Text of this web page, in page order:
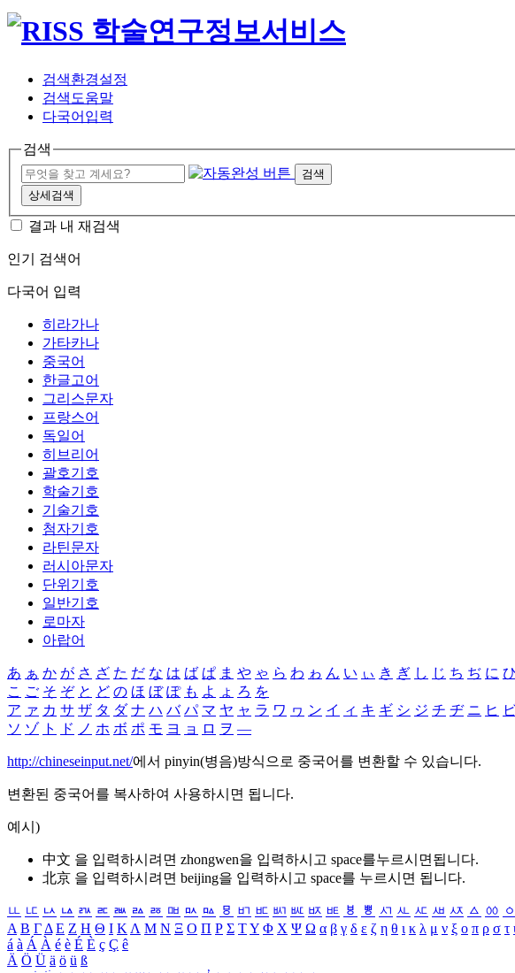
검색환경설정
검색도움말
다국어입력
검색
검색
상세검색
결과 내 재검색
인기 검색어
다국어 입력
히라가나
가타카나
중국어
한글고어
그리스문자
프랑스어
독일어
히브리어
괄호기호
학술기호
기술기호
첨자기호
라틴문자
러시아문자
단위기호
일반기호
로마자
아랍어
あ ぁ か が さ ざ た だ な は ば ぱ ま や ゃ ら わ ゎ ん い ぃ き ぎ し じ ち ぢ に ひ
こ ご そ ぞ と ど の ほ ぼ ぽ も よ ょ ろ を
ア ァ カ サ ザ タ ダ ナ ハ バ パ マ ヤ ャ ラ ワ ヮ ン イ ィ キ ギ シ ジ チ ヂ ニ ヒ
ソ ゾ ト ド ノ ホ ボ ポ モ ヨ ョ ロ ヲ ―
http://chineseinput.net/에서 pinyin(병음)방식으로 중국어를 변환할 수 있습니다.
변환된 중국어를 복사하여 사용하시면 됩니다.
예시)
中文 을 입력하시려면 zhongwen을 입력하시고 space를누르시면됩니다.
北京 을 입력하시려면 beijing을 입력하시고 space를 누르시면 됩니다.
ㅥ ㅦ ㅧ ㅨ ㅩ ㅪ ㅫ ㅬ ㅭ ㅮ ㅯ ㅰ ㅱ ㅲ ㅳ ㅴ ㅵ ㅶ ㅷ ㅸ ㅹ ㅺ ㅻ ㅼ ㅽ ㅾ ㅿ ㆀ ㆁ
Α Β ΓΔ Ε Ζ Η Θ Ι ΚΛ Μ Ν Ξ Ο Π Ρ Σ ΤΥ Φ Χ Ψ Ω α β γ δ ε ζ η θ ι κ λ μ ν ξ ο π ρ σ τ
á à Á À é è É È ç Ç ê
Ä Ö Ü ä ö ü ß